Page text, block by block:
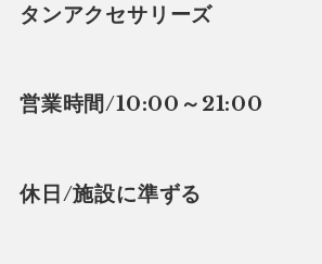
タンアクセサリーズ
営業時間/10:00～21:00
休日/施設に準ずる